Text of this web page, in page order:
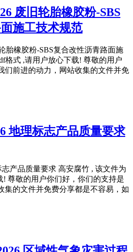
废旧轮胎橡胶粉-SBS
施工技术规范
胎橡胶粉-SBS复合改性沥青路面施
格式 ,请用户放心下载! 尊敬的用户
们前进的动力，网站收集的文件并免
地理标志产品质量要求
志产品质量要求 高安腐竹 , 该文件为
! 尊敬的用户你们好，你们的支持是
集的文件并免费分享都是不容易，如